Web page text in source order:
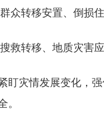
众转移安置、倒损
救转移、地质灾害
盯灾情发展变化，
。